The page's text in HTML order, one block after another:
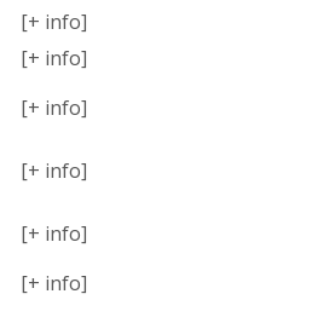
[+ info]
[+ info]
[+ info]
[+ info]
[+ info]
[+ info]